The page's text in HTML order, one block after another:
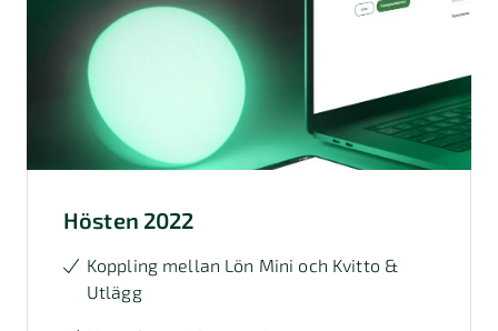
Hösten 2022
Koppling mellan Lön Mini och Kvitto &
Utlägg